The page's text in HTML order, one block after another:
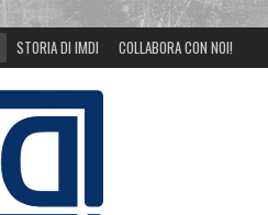
STORIA DI IMDI COLLABORA CON NOI!